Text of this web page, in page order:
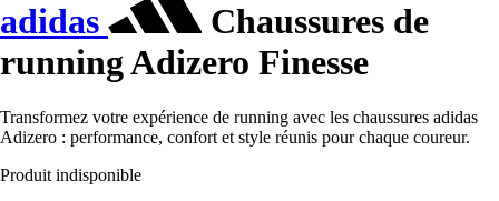
adidas
Chaussures de
running Adizero Finesse
Transformez votre expérience de running avec les chaussures adidas
Adizero : performance, confort et style réunis pour chaque coureur.
Produit indisponible